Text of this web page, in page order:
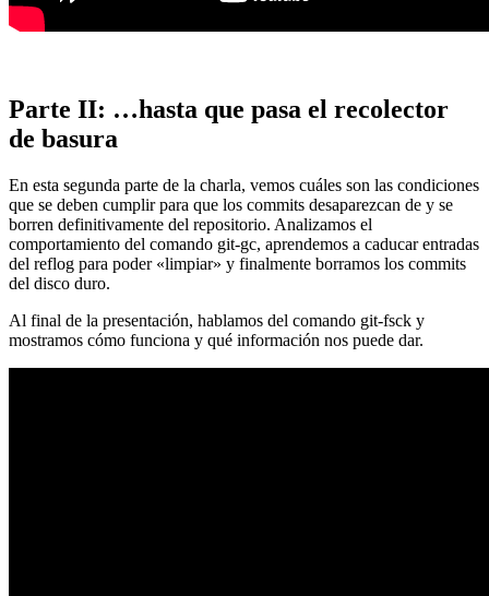
Parte II: …hasta que pasa el recolector
de basura
En esta segunda parte de la charla, vemos cuáles son las condiciones
que se deben cumplir para que los commits desaparezcan de y se
borren definitivamente del repositorio. Analizamos el
comportamiento del comando git-gc, aprendemos a caducar entradas
del reflog para poder «limpiar» y finalmente borramos los commits
del disco duro.
Al final de la presentación, hablamos del comando git-fsck y
mostramos cómo funciona y qué información nos puede dar.